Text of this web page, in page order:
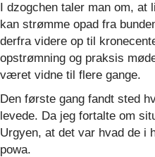
I dzogchen taler man om, at
kan strømme opad fra
derfra videre op til
opstrømning og praksis
været vidne til flere gange.
Den første gang fandt sted
levede. Da jeg fortalte om
Urgyen, at det var hvad de i
powa.